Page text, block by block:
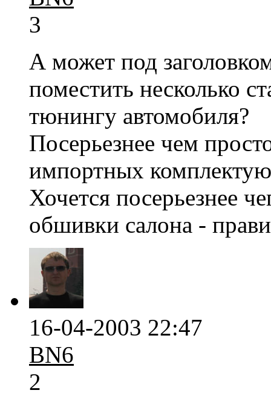
3
А может под
поместить несколько
тюнингу автомобиля?
Посерьезнее чем
импортных
Хочется посерьезнее
обшивки салона -
16-04-2003 22:47
BN6
2